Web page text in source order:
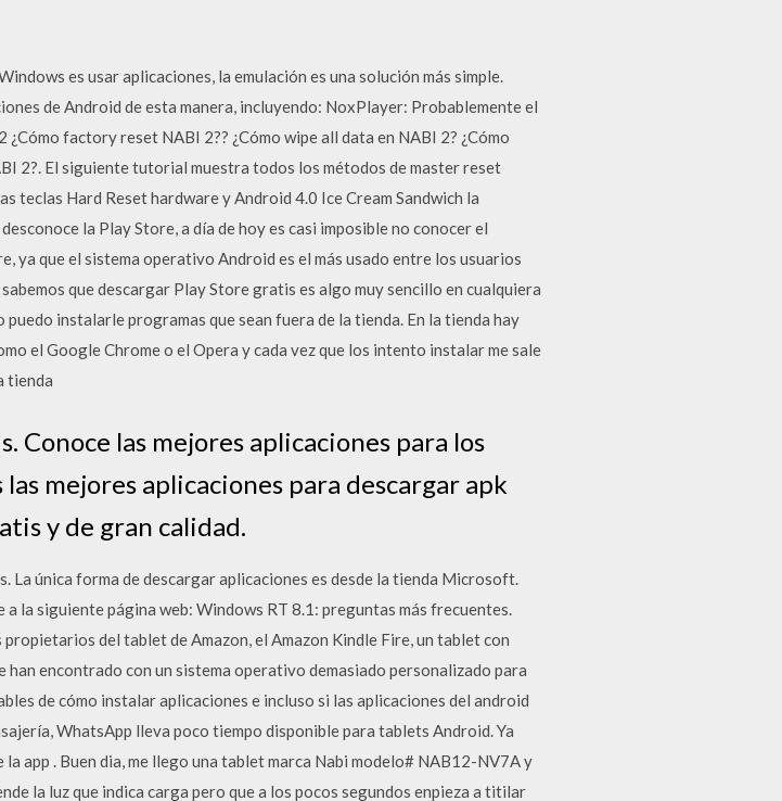
es usar aplicaciones, la emulación es una solución más simple.
de Android de esta manera, incluyendo: NoxPlayer: Probablemente el
factory reset NABI 2?? ¿Cómo wipe all data en NABI 2? ¿Cómo
2?. El siguiente tutorial muestra todos los métodos de master reset
teclas Hard Reset hardware y Android 4.0 Ice Cream Sandwich la
la Play Store, a día de hoy es casi imposible no conocer el
ya que el sistema operativo Android es el más usado entre los usuarios
que descargar Play Store gratis es algo muy sencillo en cualquiera
instalarle programas que sean fuera de la tienda. En la tienda hay
el Google Chrome o el Opera y cada vez que los intento instalar me sale
tienda
las mejores aplicaciones para los
mejores aplicaciones para descargar apk
y de gran calidad.
única forma de descargar aplicaciones es desde la tienda Microsoft.
la siguiente página web: Windows RT 8.1: preguntas más frecuentes.
del tablet de Amazon, el Amazon Kindle Fire, un tablet con
encontrado con un sistema operativo demasiado personalizado para
de cómo instalar aplicaciones e incluso si las aplicaciones del android
WhatsApp lleva poco tiempo disponible para tablets Android. Ya
la app . Buen dia, me llego una tablet marca Nabi modelo# NAB12-NV7A y
la luz que indica carga pero que a los pocos segundos enpieza a titilar